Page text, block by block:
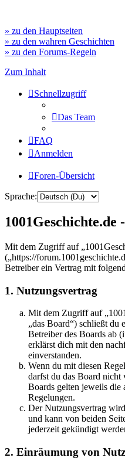
» zu den Hauptseiten
» zu den wahren Geschichten
» zu den Forums-Regeln
Zum Inhalt
Schnellzugriff
Das Team
FAQ
Anmelden
Foren-Übersicht
Sprache:
Mit dem Zugriff auf
(„https://
Betreiber ein Vertrag mit
1. Nutzungsvertrag
Mit dem Zugriff auf
„das Board“) schließt du
Betreiber des Boards ab
erklärst dich mit den
einverstanden.
Wenn du mit diesen
darfst du das Board
Boards gelten jeweils die
Regelungen.
Der Nutzungsvertrag
und kann von beiden
jederzeit gekündigt
2. Einräumung von